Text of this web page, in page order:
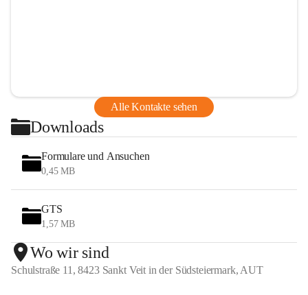
Alle Kontakte sehen
Downloads
Formulare und Ansuchen
0,45 MB
GTS
1,57 MB
Wo wir sind
Schulstraße 11, 8423 Sankt Veit in der Südsteiermark, AUT